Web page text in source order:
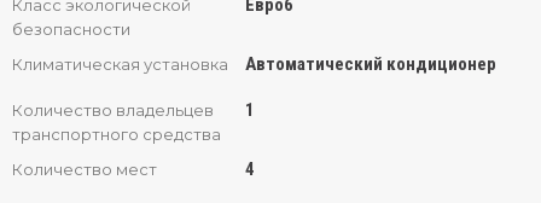
Класс экологической
безопасности
Евро6
Климатическая установка Автоматический кондиционер
Количество владельцев
транспортного средства
1
Количество мест 4